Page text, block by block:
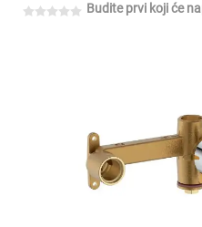
Budite prvi koji će